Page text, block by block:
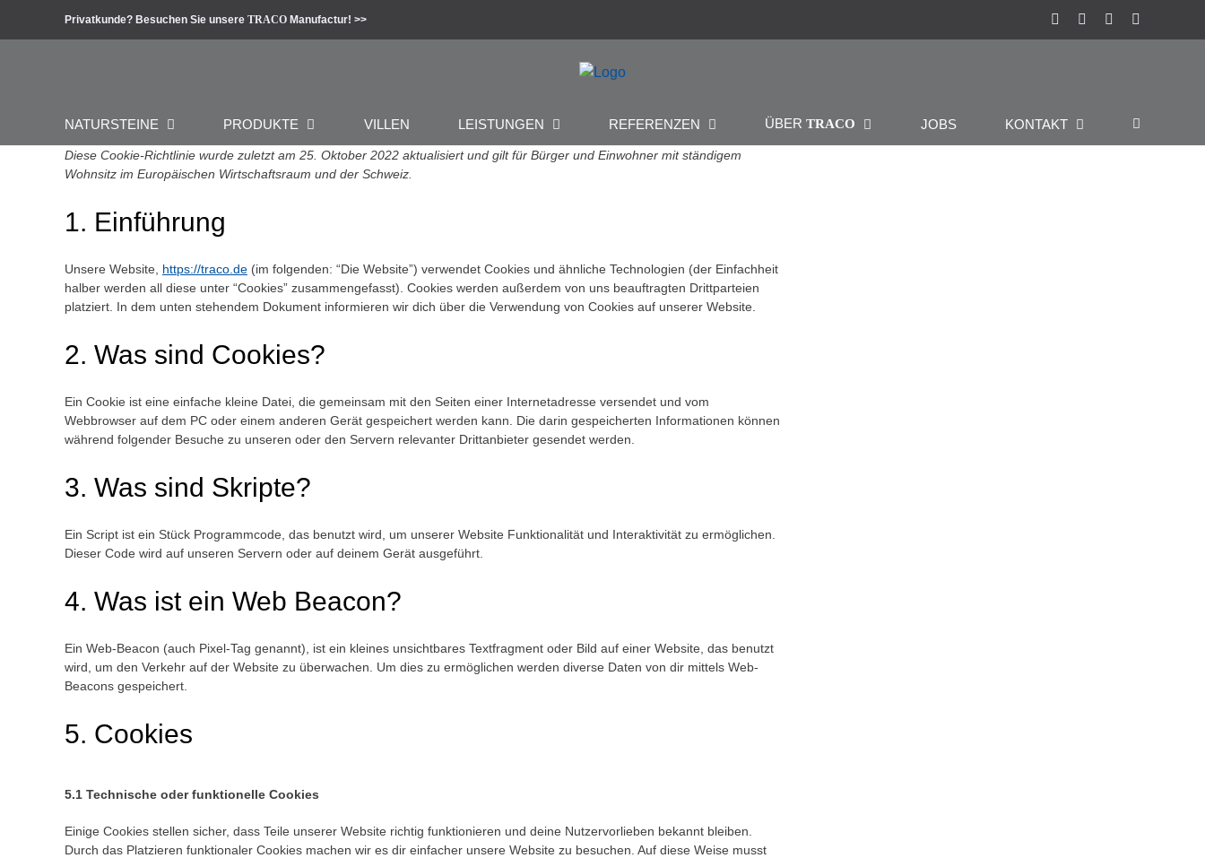
Privatkunde? Besuchen Sie unsere TRACO Manufactur! >> InstagramFacebookPinterest
NATURSTEINE PRODUKTE VILLEN LEISTUNGEN REFERENZEN ÜBERTRACO JOBS KONTAKT
Diese Cookie-Richtlinie wurde zuletzt am 25. Oktober 2022 aktualisiert und gilt für Bürger und Einwohner mit ständigem
Wohnsitz im Europäischen Wirtschaftsraum und der Schweiz.
1. Einführung
Unsere Website, https://traco.de (im folgenden: “Die Website”) verwendet Cookies und ähnliche Technologien (der Einfachheit
halber werden all diese unter “Cookies” zusammengefasst). Cookies werden außerdem von uns beauftragten Drittparteien
platziert. In dem unten stehendem Dokument informieren wir dich über die Verwendung von Cookies auf unserer Website.
2. Was sind Cookies?
Ein Cookie ist eine einfache kleine Datei, die gemeinsam mit den Seiten einer Internetadresse versendet und vom
Webbrowser auf dem PC oder einem anderen Gerät gespeichert werden kann. Die darin gespeicherten Informationen können
während folgender Besuche zu unseren oder den Servern relevanter Drittanbieter gesendet werden.
3. Was sind Skripte?
Ein Script ist ein Stück Programmcode, das benutzt wird, um unserer Website Funktionalität und Interaktivität zu ermöglichen.
Dieser Code wird auf unseren Servern oder auf deinem Gerät ausgeführt.
4. Was ist ein Web Beacon?
Ein Web-Beacon (auch Pixel-Tag genannt), ist ein kleines unsichtbares Textfragment oder Bild auf einer Website, das benutzt
wird, um den Verkehr auf der Website zu überwachen. Um dies zu ermöglichen werden diverse Daten von dir mittels Web-
Beacons gespeichert.
5. Cookies
5.1 Technische oder funktionelle Cookies
Einige Cookies stellen sicher, dass Teile unserer Website richtig funktionieren und deine Nutzervorlieben bekannt bleiben.
Durch das Platzieren funktionaler Cookies machen wir es dir einfacher unsere Website zu besuchen. Auf diese Weise musst